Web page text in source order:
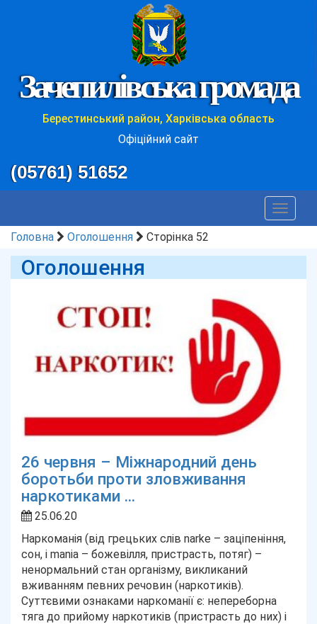
Зачепилівська громада
Берестинський район, Харківська область
Офіційний сайт
(05761) 51652
Toggle
Головна
Оголошення Сторінка 52
Оголошення
26 червня – Міжнародний день
боротьби проти зловживання
наркотиками ...
25.06.20
Наркоманія (від грецьких слів narke – заціпеніння,
сон, і mania – божевілля, пристрасть, потяг) –
ненормальний стан організму, викликаний
вживанням певних речовин (наркотиків).
Суттєвими ознаками наркоманії є: непереборна
тяга до прийому наркотиків (пристрасть до них) і